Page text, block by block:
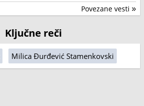
Povezane vesti »
Ključne reči
Milica Đurđević Stamenkovski